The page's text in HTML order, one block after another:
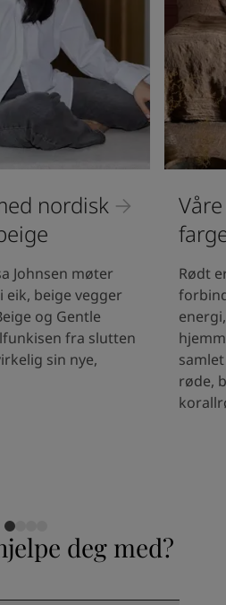
nordisk
Johnsen møter
beige vegger
og Gentle
fra slutten
sin nye,
Rødt
røde,
deg med?